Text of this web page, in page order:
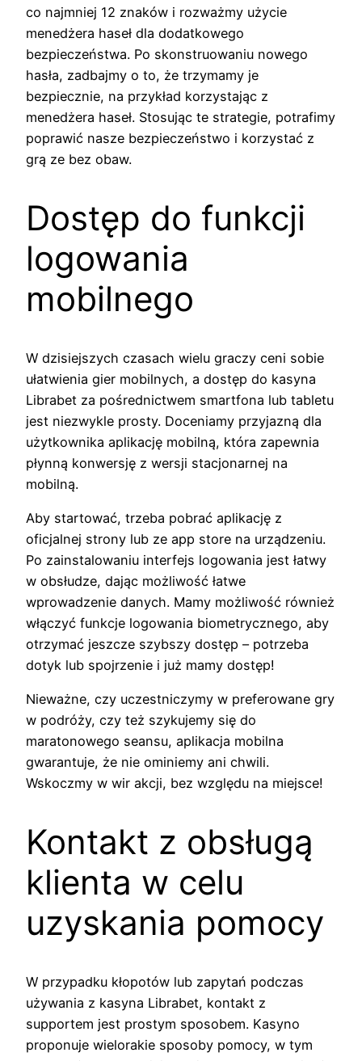
co najmniej 12 znaków i rozważmy użycie
menedżera haseł dla dodatkowego
bezpieczeństwa. Po skonstruowaniu nowego
hasła, zadbajmy o to, że trzymamy je
bezpiecznie, na przykład korzystając z
menedżera haseł. Stosując te strategie, potrafimy
poprawić nasze bezpieczeństwo i korzystać z
grą ze bez obaw.
Dostęp do funkcji
logowania
mobilnego
W dzisiejszych czasach wielu graczy ceni sobie
ułatwienia gier mobilnych, a dostęp do kasyna
Librabet za pośrednictwem smartfona lub tabletu
jest niezwykle prosty. Doceniamy przyjazną dla
użytkownika aplikację mobilną, która zapewnia
płynną konwersję z wersji stacjonarnej na
mobilną.
Aby startować, trzeba pobrać aplikację z
oficjalnej strony lub ze app store na urządzeniu.
Po zainstalowaniu interfejs logowania jest łatwy
w obsłudze, dając możliwość łatwe
wprowadzenie danych. Mamy możliwość również
włączyć funkcje logowania biometrycznego, aby
otrzymać jeszcze szybszy dostęp – potrzeba
dotyk lub spojrzenie i już mamy dostęp!
Nieważne, czy uczestniczymy w preferowane gry
w podróży, czy też szykujemy się do
maratonowego seansu, aplikacja mobilna
gwarantuje, że nie ominiemy ani chwili.
Wskoczmy w wir akcji, bez względu na miejsce!
Kontakt z obsługą
klienta w celu
uzyskania pomocy
W przypadku kłopotów lub zapytań podczas
używania z kasyna Librabet, kontakt z
supportem jest prostym sposobem. Kasyno
proponuje wielorakie sposoby pomocy, w tym